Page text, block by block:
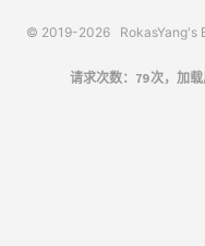
© 2019-2026 RokasYang's
请求次数：79 次，加